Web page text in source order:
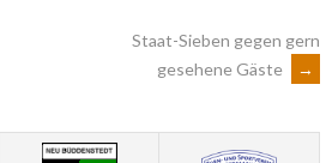
Staat-Sieben gegen gern
gesehene Gäste
→